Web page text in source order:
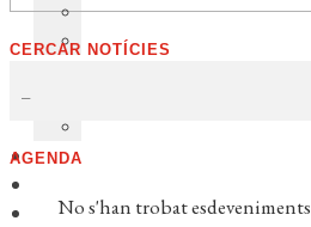
CERCAR NOTÍCIES
AGENDA
No s'han trobat esdeveniments